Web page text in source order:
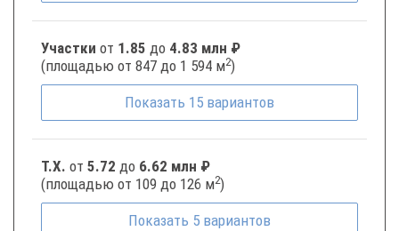
Участки от 1.85 до 4.83 млн ₽
(площадью от 847 до 1 594 м2)
Показать 15 вариантов
Т.Х. от 5.72 до 6.62 млн ₽
(площадью от 109 до 126 м2)
Показать 5 вариантов